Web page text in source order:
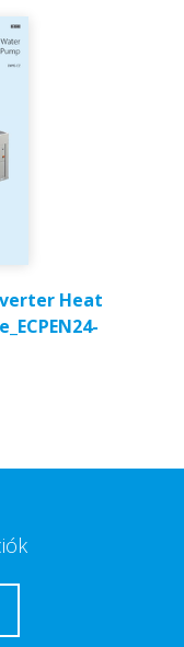
Heat